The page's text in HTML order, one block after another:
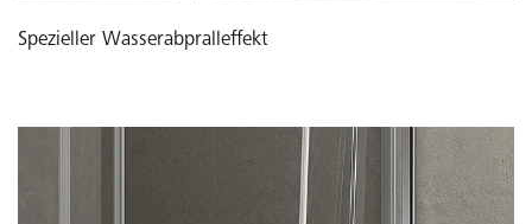
Spezieller Wasserabpralleffekt